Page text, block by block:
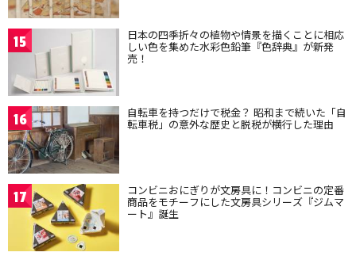
15 日本の四季折々の植物や情景を描くことに相応
しい色を集めた水彩色鉛筆『色辞典』が新発
売！
16 自転車を持つだけで税金？ 昭和まで続いた「自
転車税」の意外な歴史と脱税が横行した理由
17 コンビニおにぎりが文房具に！コンビニの定番
商品をモチーフにした文房具シリーズ『ジムマ
ート』誕生